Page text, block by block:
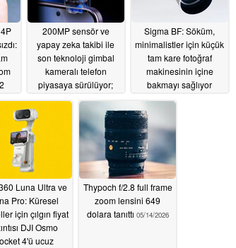
200MP sensör ve
yapay zeka takibi ile
son teknoloji gimbal
kameralı telefon
piyasaya sürülüyor;
Osmo Pocket 4'e rakip
05/15/2026
Sigma BF: Söküm,
minimalistler için küçük
tam kare fotoğraf
makinesinin içine
bakmayı sağlıyor
05/15/2026
Luna Ultra ve
Pro: Küresel
için çılgın fiyat
DJI Osmo
4'ü ucuz
Thypoch f/2.8 full frame
zoom lensini 649
dolara tanıttı 05/14/2026